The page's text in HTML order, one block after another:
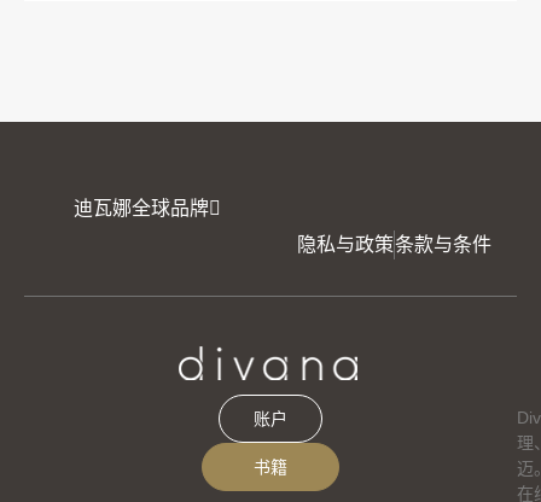
迪瓦娜全球品牌
隐私与政策条款与条件
账户
书籍
理
迈
在